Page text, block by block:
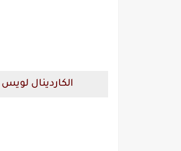
الكاردينال